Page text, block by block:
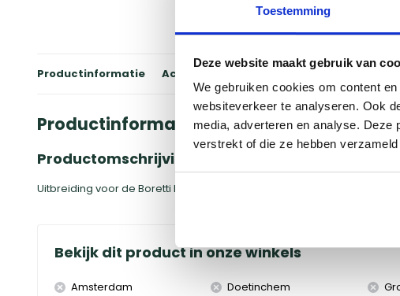
Toestemming
Deze website maakt gebruik van
We gebruiken cookies om content
websiteverkeer te analyseren. Ook
media, adverteren en analyse. Deze
verstrekt of die ze hebben
Productinformatie Accessoires Reviews
Productinformatie
Productomschrijving
Uitbreiding voor de Boretti barbecuethermometer.
Bekijk dit product in onze winkels
Amsterdam
Doetinchem